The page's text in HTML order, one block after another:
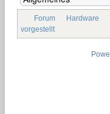
Forum Hardware
vorgestellt